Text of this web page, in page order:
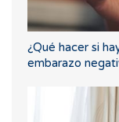
¿Qué hacer si
embarazo